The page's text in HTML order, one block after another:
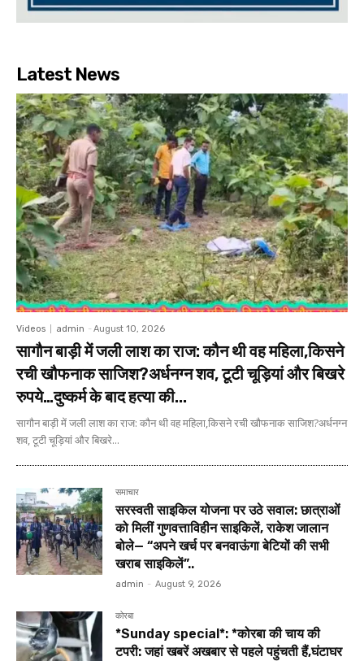
Latest News
Videos admin - August 10, 2026
सागौन बाड़ी में जली लाश का राज: कौन थी वह महिला,किसने
रची खौफनाक साजिश?अर्धनग्न शव, टूटी चूड़ियां और बिखरे
रुपये…दुष्कर्म के बाद हत्या की...
सागौन बाड़ी में जली लाश का राज: कौन थी वह महिला,किसने रची खौफनाक साजिश?अर्धनग्न
शव, टूटी चूड़ियां और बिखरे...
समाचार
सरस्वती साइकिल योजना पर उठे सवाल: छात्राओं
को मिलीं गुणवत्ताविहीन साइकिलें, राकेश जालान
बोले— “अपने खर्च पर बनवाऊंगा बेटियों की सभी
खराब साइकिलें”..
admin - August 9, 2026
कोरबा
*Sunday special*: *कोरबा की चाय की
टपरी: जहां खबरें अखबार से पहले पहुंचती हैं,घंटाघर